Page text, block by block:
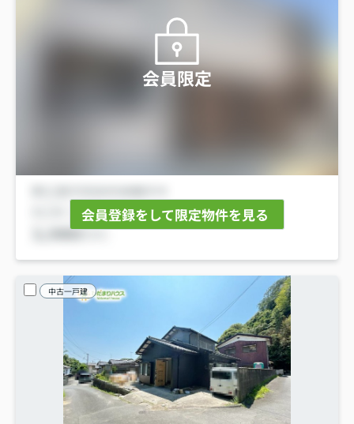
会員限定
会員登録をして限定物件を見る
中古一戸建